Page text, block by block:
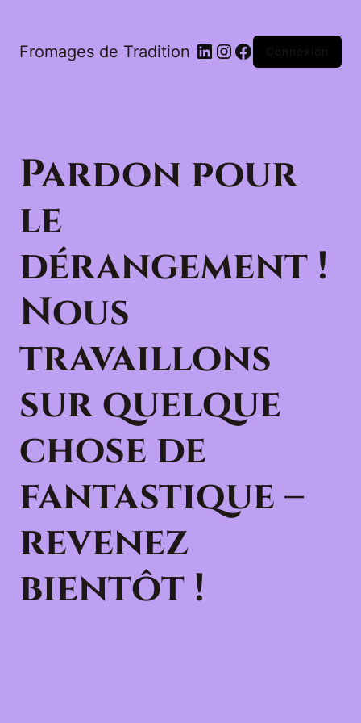
Fromages de Tradition LinkedIn
Instagram
Facebook
Connexion
Pardon pour
le
dérangement !
Nous
travaillons
sur quelque
chose de
fantastique –
revenez
bientôt !